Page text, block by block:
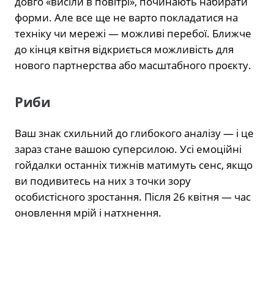
форми. Але все ще не варто покладатися на
техніку чи мережі — можливі перебої. Ближче
до кінця квітня відкриється можливість для
нового партнерства або масштабного проєкту.
Риби
Ваш знак схильний до глибокого аналізу — і це
зараз стане вашою суперсилою. Усі емоційні
гойдалки останніх тижнів матимуть сенс, якщо
ви подивитесь на них з точки зору
особистісного зростання. Після 26 квітня — час
оновлення мрій і натхнення.